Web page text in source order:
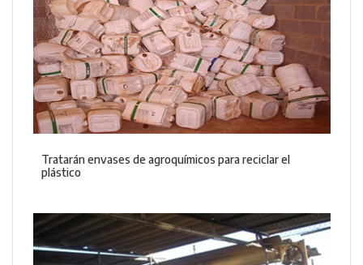
Tratarán envases de agroquímicos para reciclar el
plástico